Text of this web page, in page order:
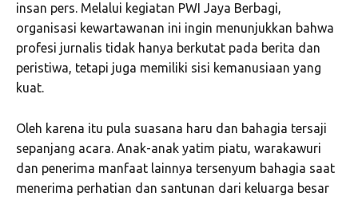
insan pers. Melalui kegiatan PWI Jaya Berbagi,
organisasi kewartawanan ini ingin menunjukkan bahwa
profesi jurnalis tidak hanya berkutat pada berita dan
peristiwa, tetapi juga memiliki sisi kemanusiaan yang
kuat.
Oleh karena itu pula suasana haru dan bahagia tersaji
sepanjang acara. Anak-anak yatim piatu, warakawuri
dan penerima manfaat lainnya tersenyum bahagia saat
menerima perhatian dan santunan dari keluarga besar